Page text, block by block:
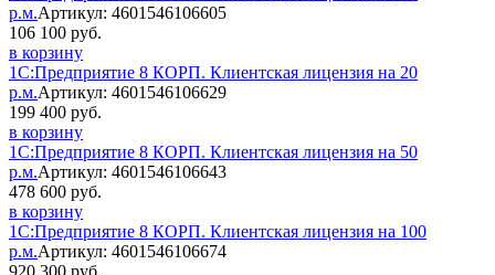
р.м.Артикул: 4601546106605
106 100 руб.
в корзину
1С:Предприятие 8 КОРП. Клиентская лицензия на 20
р.м.Артикул: 4601546106629
199 400 руб.
в корзину
1С:Предприятие 8 КОРП. Клиентская лицензия на 50
р.м.Артикул: 4601546106643
478 600 руб.
в корзину
1С:Предприятие 8 КОРП. Клиентская лицензия на 100
р.м.Артикул: 4601546106674
920 300 руб.